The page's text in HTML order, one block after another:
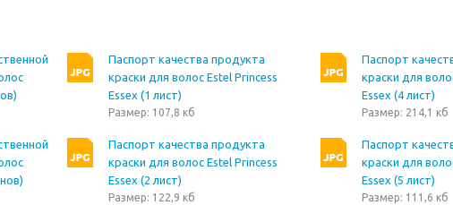
Паспорт качества продукта
краски для волос Estel Princess
Essex (1 лист)
Размер: 107,8 кб
Паспорт качества продукта
краски для волос Estel Princess
Essex (2 лист)
Размер: 122,9 кб
Паспорт
краски для
Essex (4 лист)
Размер: 214,1 кб
Паспорт
краски для
Essex (5 лист)
Размер: 111,6 кб